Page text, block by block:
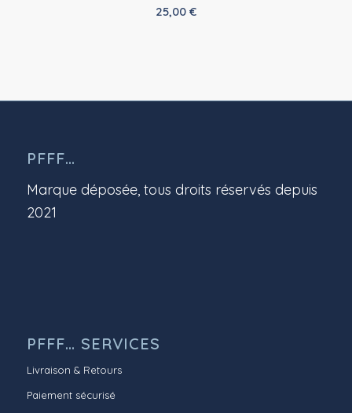
25,00 €
PFFF…
Marque déposée, tous droits réservés depuis
2021
PFFF… SERVICES
Livraison & Retours
Paiement sécurisé